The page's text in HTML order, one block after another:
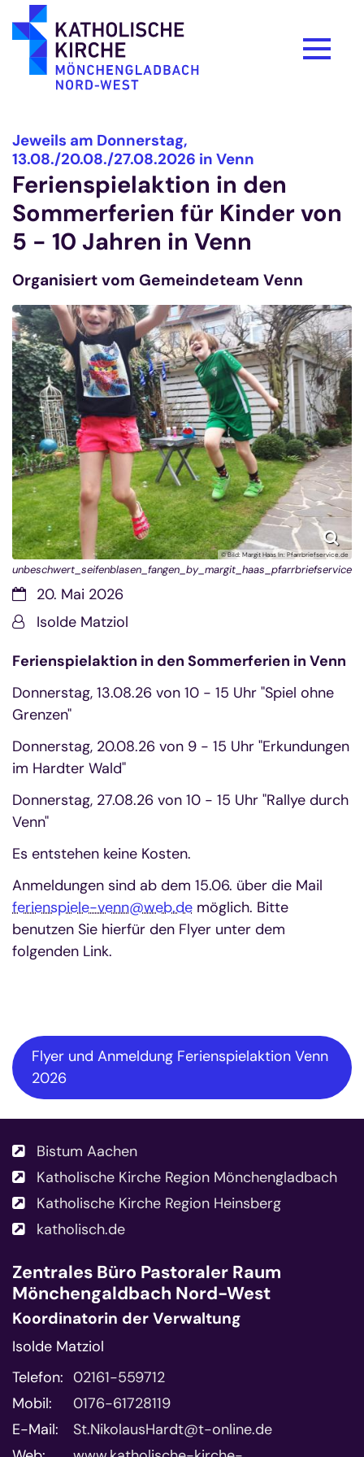
Zum Inhalt springen
Jeweils am Donnerstag,
13.08./20.08./27.08.2026 in Venn
Ferienspielaktion in den
Sommerferien für Kinder von
5 - 10 Jahren in Venn
Organisiert vom Gemeindeteam Venn
© Bild: Margit Haas In: Pfarrbriefservice.de
unbeschwert_seifenblasen_fangen_by_margit_haas_pfarrbriefservice
Datum:20. Mai 2026
Von:Isolde Matziol
Ferienspielaktion in den Sommerferien in Venn
Donnerstag, 13.08.26 von 10 - 15 Uhr "Spiel ohne
Grenzen"
Donnerstag, 20.08.26 von 9 - 15 Uhr "Erkundungen
im Hardter Wald"
Donnerstag, 27.08.26 von 10 - 15 Uhr "Rallye durch
Venn"
Es entstehen keine Kosten.
Anmeldungen sind ab dem 15.06. über die Mail
ferienspiele-venn@web.de möglich. Bitte
benutzen Sie hierfür den Flyer unter dem
folgenden Link.
Flyer und Anmeldung Ferienspielaktion Venn
2026
Bistum Aachen
Katholische Kirche Region Mönchengladbach
Katholische Kirche Region Heinsberg
katholisch.de
Zentrales Büro Pastoraler Raum
Mönchengaldbach Nord-West
Koordinatorin der Verwaltung
Isolde Matziol
Telefon: 02161-559712
Mobil:
0176-61728119
E-Mail:
St.NikolausHardt@t-online.de